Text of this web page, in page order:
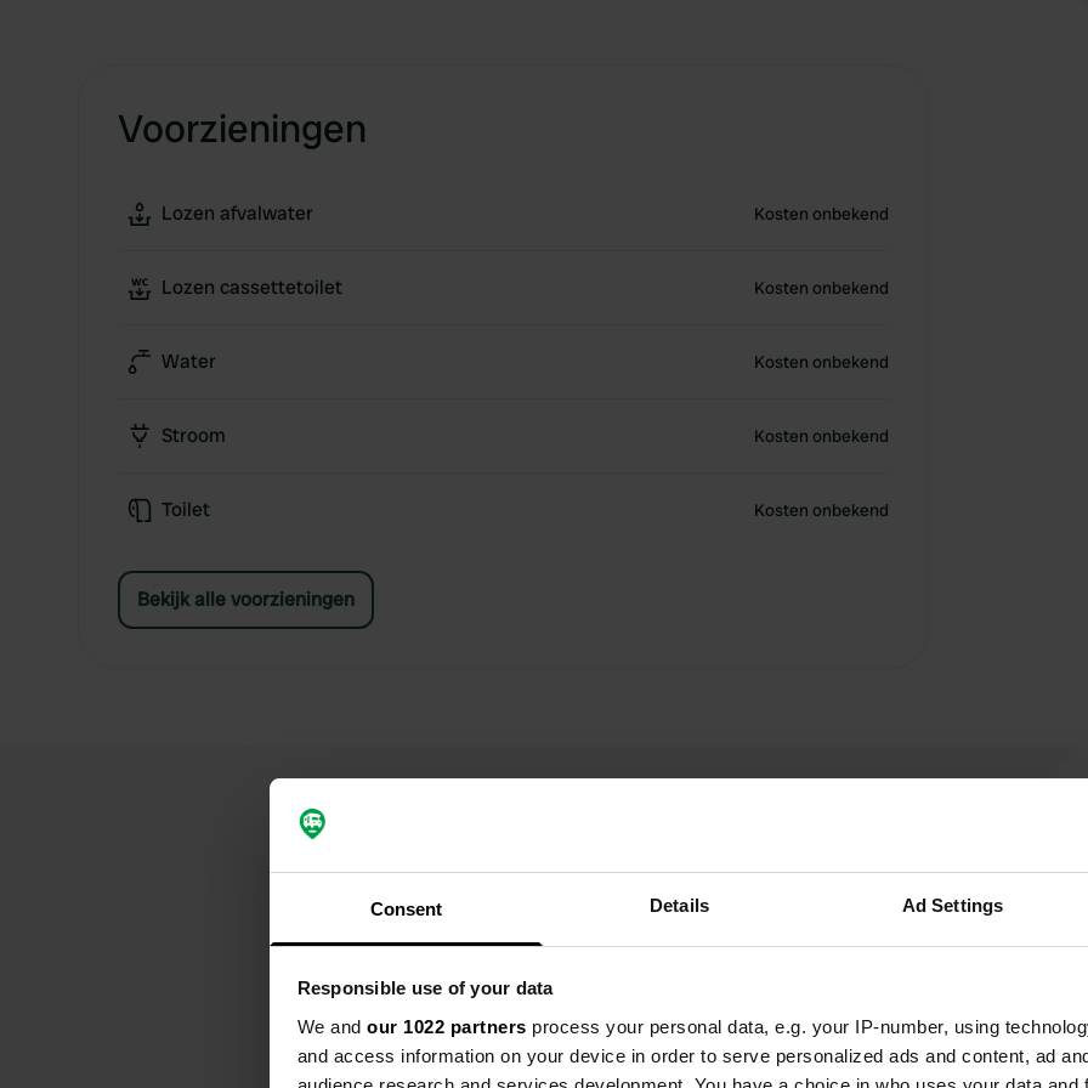
Consent Details Ad Settings
Responsible use of your data
We and our 1022 partners process your personal data, e.g. your IP-number, using
and access information on your device in order to serve personalized ads and content, ad
Voorzieningen
Lozen afvalwater Kosten onbekend
Lozen cassettetoilet Kosten onbekend
Water Kosten onbekend
Stroom Kosten onbekend
Toilet Kosten onbekend
Bekijk alle voorzieningen
Laat een review achter
Ben jij hier geweest? Vertel andere camperaars wat